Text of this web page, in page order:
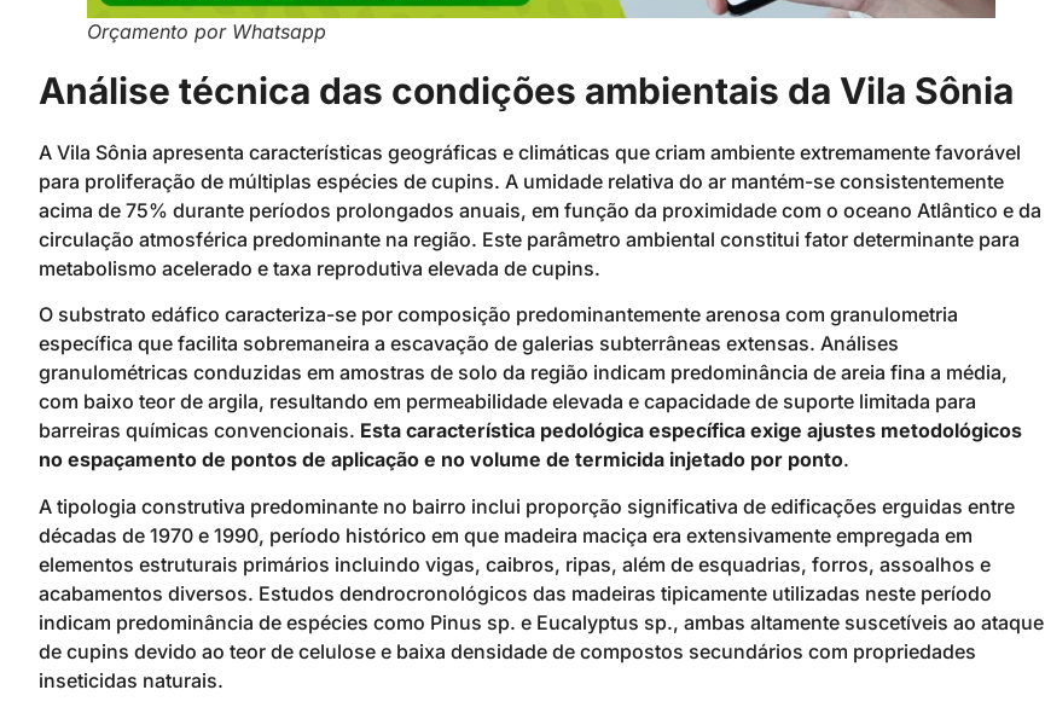
Orçamento por Whatsapp
Análise técnica das condições ambientais da Vila Sônia
A Vila Sônia apresenta características geográficas e climáticas que criam ambiente extremamente favorável
para proliferação de múltiplas espécies de cupins. A umidade relativa do ar mantém-se consistentemente
acima de 75% durante períodos prolongados anuais, em função da proximidade com o oceano Atlântico e da
circulação atmosférica predominante na região. Este parâmetro ambiental constitui fator determinante para
metabolismo acelerado e taxa reprodutiva elevada de cupins.
O substrato edáfico caracteriza-se por composição predominantemente arenosa com granulometria
específica que facilita sobremaneira a escavação de galerias subterrâneas extensas. Análises
granulométricas conduzidas em amostras de solo da região indicam predominância de areia fina a média,
com baixo teor de argila, resultando em permeabilidade elevada e capacidade de suporte limitada para
barreiras químicas convencionais. Esta característica pedológica específica exige ajustes metodológicos
no espaçamento de pontos de aplicação e no volume de termicida injetado por ponto.
A tipologia construtiva predominante no bairro inclui proporção significativa de edificações erguidas entre
décadas de 1970 e 1990, período histórico em que madeira maciça era extensivamente empregada em
elementos estruturais primários incluindo vigas, caibros, ripas, além de esquadrias, forros, assoalhos e
acabamentos diversos. Estudos dendrocronológicos das madeiras tipicamente utilizadas neste período
indicam predominância de espécies como Pinus sp. e Eucalyptus sp., ambas altamente suscetíveis ao ataque
de cupins devido ao teor de celulose e baixa densidade de compostos secundários com propriedades
inseticidas naturais.